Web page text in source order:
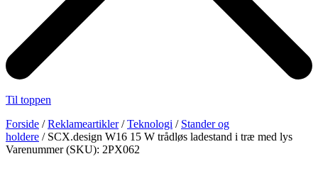
Til toppen
Forside /Reklameartikler/Teknologi / Stander og
holdere / SCX.design W16 15 W trådløs ladestand i træ med lys
Varenummer (SKU): 2PX062